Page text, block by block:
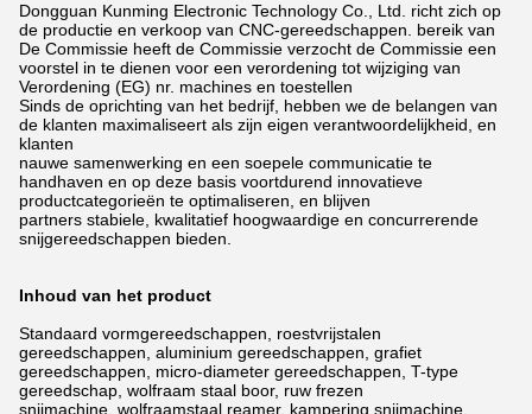
Dongguan Kunming Electronic Technology Co., Ltd. richt zich op
de productie en verkoop van CNC-gereedschappen. bereik van
De Commissie heeft de Commissie verzocht de Commissie een
voorstel in te dienen voor een verordening tot wijziging van
Verordening (EG) nr. machines en toestellen
Sinds de oprichting van het bedrijf, hebben we de belangen van
de klanten maximaliseert als zijn eigen verantwoordelijkheid, en
klanten
nauwe samenwerking en een soepele communicatie te
handhaven en op deze basis voortdurend innovatieve
productcategorieën te optimaliseren, en blijven
partners stabiele, kwalitatief hoogwaardige en concurrerende
snijgereedschappen bieden.
Inhoud van het product
Standaard vormgereedschappen, roestvrijstalen
gereedschappen, aluminium gereedschappen, grafiet
gereedschappen, micro-diameter gereedschappen, T-type
gereedschap, wolfraam staal boor, ruw frezen
snijmachine, wolfraamstaal reamer, kampering snijmachine,